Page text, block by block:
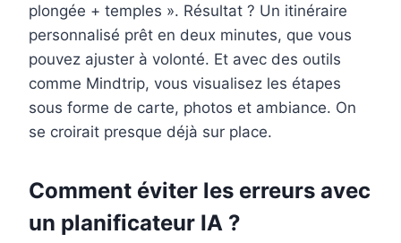
plongée + temples ». Résultat ? Un itinéraire
personnalisé prêt en deux minutes, que vous
pouvez ajuster à volonté. Et avec des outils
comme Mindtrip, vous visualisez les étapes
sous forme de carte, photos et ambiance. On
se croirait presque déjà sur place.
Comment éviter les erreurs avec
un planificateur IA ?